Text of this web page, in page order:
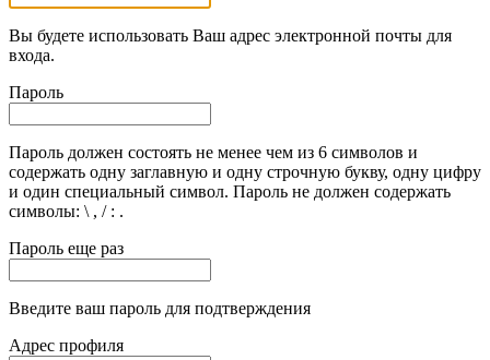
Вы будете использовать Ваш адрес электронной почты для
входа.
Пароль
Пароль должен состоять не менее чем из 6 символов и
содержать одну заглавную и одну строчную букву, одну цифру
и один специальный символ. Пароль не должен содержать
символы: \ , / : .
Пароль еще раз
Введите ваш пароль для подтверждения
Адрес профиля